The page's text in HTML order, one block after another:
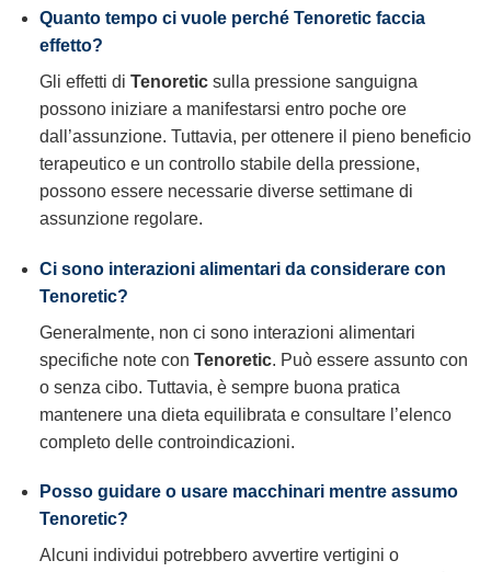
Quanto tempo ci vuole perché Tenoretic faccia
effetto?
Gli effetti di Tenoreticsulla pressione sanguigna
possono iniziare a manifestarsi entro poche ore
dall’assunzione. Tuttavia, per ottenere il pieno beneficio
terapeutico e un controllo stabile della pressione,
possono essere necessarie diverse settimane di
assunzione regolare.
Ci sono interazioni alimentari da considerare con
Tenoretic?
Generalmente, non ci sono interazioni alimentari
specifiche note con Tenoretic. Può essere assunto con
o senza cibo. Tuttavia, è sempre buona pratica
mantenere una dieta equilibrata e consultare l’elenco
completo delle controindicazioni.
Posso guidare o usare macchinari mentre assumo
Tenoretic?
Alcuni individui potrebbero avvertire vertigini o